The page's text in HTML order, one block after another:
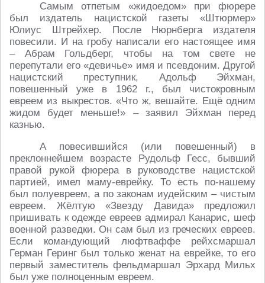
Самым отпетым «жидоедом» при фюрере
был издатель нацистской газеты «Штюрмер»
Юлиус Штрейхер. После Нюрнберга издателя
повесили. И на гробу написали его настоящее имя
– Абрам Гольдберг, чтобы на том свете не
перепутали его «девичье» имя и псевдоним. Другой
нацистский преступник, Адольф Эйхман,
повешенный уже в 1962 г., был чистокровным
евреем из выкрестов. «Что ж, вешайте. Ещё одним
жидом будет меньше!» – заявил Эйхман перед
казнью.
А повесившийся (или повешенный) в
преклоннейшем возрасте Рудольф Гесс, бывший
правой рукой фюрера в руководстве нацистской
партией, имел маму-еврейку. То есть по-нашему
был полуевреем, а по законам иудейским – чистым
евреем. Жёлтую «Звезду Давида» предложил
пришивать к одежде евреев адмирал Канарис, шеф
военной разведки. Он сам был из греческих евреев.
Если командующий люфтваффе рейхсмаршал
Герман Геринг был только женат на еврейке, то его
первый заместитель фельдмаршал Эрхард Мильх
был уже полноценным евреем.